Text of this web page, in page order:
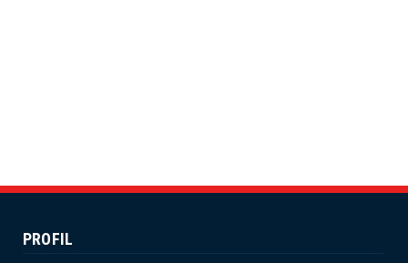
Dekan Fuad Pimpin Rapat Penyusunan
PROFIL